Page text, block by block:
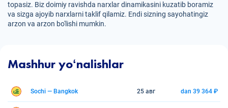
topasiz. Biz doimiy ravishda narxlar dinamikasini kuzatib boramiz
va sizga ajoyib narxlarni taklif qilamiz. Endi sizning sayohatingiz
arzon va arzon bo'lishi mumkin.
Mashhur yoʻnalishlar
Sochi — Bangkok 25 авг dan 39 364 ₽